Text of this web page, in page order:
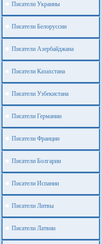
Писатели Украины
Писатели Белоруссии
Писатели Азербайджана
Писатели Казахстана
Писатели Узбекистана
Писатели Германии
Писатели Франции
Писатели Болгарии
Писатели Испании
Писатели Литвы
Писатели Латвии